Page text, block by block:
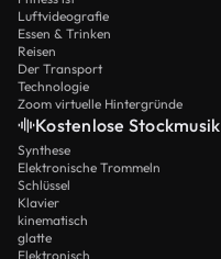
Luftvideografie
Essen & Trinken
Reisen
Der Transport
Technologie
Zoom virtuelle Hintergründe
Kostenlose Stockmusik
Synthese
Elektronische Trommeln
Schlüssel
Klavier
kinematisch
glatte
Elektronisch